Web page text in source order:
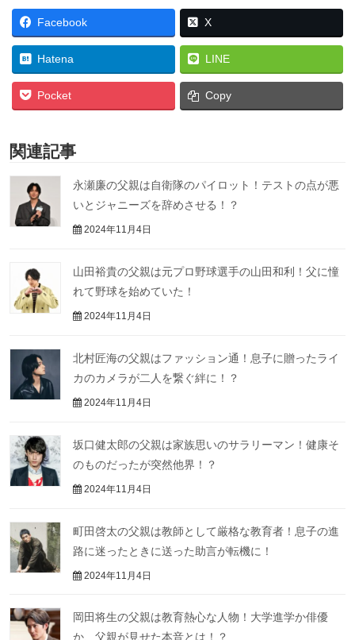
Facebook X
Hatena LINE
Pocket Copy
関連記事
永瀬廉の父親は自衛隊のパイロット！テストの点が悪
いとジャニーズを辞めさせる！？
2024年11月4日
山田裕貴の父親は元プロ野球選手の山田和利！父に憧
れて野球を始めていた！
2024年11月4日
北村匠海の父親はファッション通！息子に贈ったライ
カのカメラが二人を繋ぐ絆に！？
2024年11月4日
坂口健太郎の父親は家族思いのサラリーマン！健康そ
のものだったが突然他界！？
2024年11月4日
町田啓太の父親は教師として厳格な教育者！息子の進
路に迷ったときに送った助言が転機に！
2024年11月4日
岡田将生の父親は教育熱心な人物！大学進学か俳優
か、父親が見せた本音とは！？